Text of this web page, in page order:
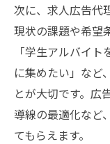
方
求人広告の
採用や
法
バイト
正社員
次に、求人広告代
現状の課題や希望
「学生アルバイ
に集めたい」など
とが大切です。広
導線の最適化など
てもらえます。